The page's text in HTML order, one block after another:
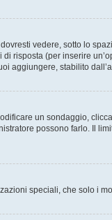
vedere, sotto lo
risposta (per inserire
aggiungere, stabilito
un sondaggio,
possono farlo. Il
speciali, che solo i